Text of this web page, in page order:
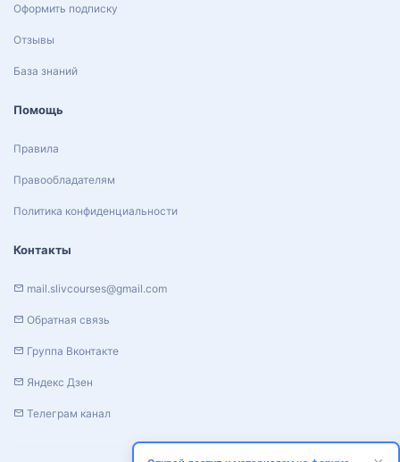
Оформить подписку
Отзывы
База знаний
Помощь
Правила
Правообладателям
Политика конфиденциальности
Контакты
mail.slivcourses@gmail.com
Обратная связь
Группа Вконтакте
Яндекс Дзен
Телеграм канал